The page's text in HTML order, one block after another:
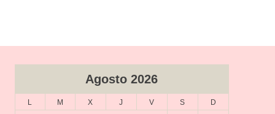
Agosto 2026
L M X J V S
D